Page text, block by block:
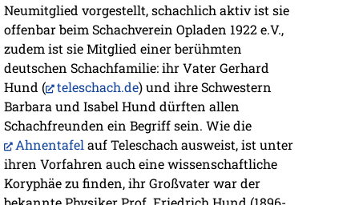
Neumitglied vorgestellt, schachlich aktiv ist sie
offenbar beim Schachverein Opladen 1922 e.V.,
zudem ist sie Mitglied einer berühmten
deutschen Schachfamilie: ihr Vater Gerhard
Hund (
teleschach.de) und ihre Schwestern
Barbara und Isabel Hund dürften allen
Schachfreunden ein Begriff sein. Wie die
Ahnentafel auf Teleschach ausweist, ist unter
ihren Vorfahren auch eine wissenschaftliche
Koryphäe zu finden, ihr Großvater war der